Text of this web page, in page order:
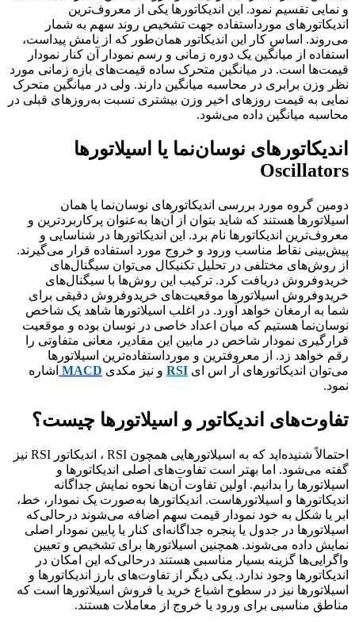
و نمایی تقسیم نمود. این اندیکاتورها یکی از معروف‌ترین
اندیکاتورهای مورداستفاده جهت تشخیص روند سهم به شمار
می‌روند. اساس کار این اندیکاتور همان‌طور که از نامش پیداست،
استفاده از میانگین یک دوره زمانی و رسم نمودار آن کنار نمودار
قیمت‌ها است. در میانگین متحرک ساده قیمت‌های بازه زمانی مورد
نظر وزن برابری در محاسبه میانگین دارند. ولی در میانگین متحرک
نمایی به قیمت روزهای اخیر وزن بیشتری نسبت به‌روزهای قبلی در
محاسبه میانگین داده می‌شود.
اندیکاتورهای نوسان‌نما یا اسیلاتورها
Oscillators
دومین گروه مورد بررسی اندیکاتورهای نوسان‌نما یا همان
اسیلاتورها هستند که شاید بتوان از آن‌ها به‌عنوان پرکاربردترین و
معروف‌ترین اندیکاتورها نام برد. این اندیکاتورها در شناسایی و
پیش‌بینی نقاط مناسب ورود و خروج مورد استفاده قرار می‌گیرند.
از روش‌های مختلفی در تحلیل تکنیکال می‌توان سیگنال‌های
خریدوفروش دریافت کرد. ترکیب این روش‌ها با سیگنال‌های
خریدوفروش اسیلاتورها موقعیت‌های خریدوفروش دقیقی برای
شما به ارمغان خواهد آورد. در اغلب اسیلاتورها شاهد یک شاخص
نوسان‌نما هستیم که میان اعداد خاصی در نوسان بوده و موقعیت
قرارگیری نمودار شاخص در مابین این مقادیر، معانی متفاوتی را
رقم خواهد زد. از معروف­ترین و مورداستفاده‌ترین اسیلاتورها
می‌توان اندیکاتورهای آر اس ای RSI و نیز مکدی MACD اشاره
نمود.
تفاوت‌های اندیکاتور و اسیلاتورها چیست؟
احتمالاً شنیده‌اید که به اسیلاتورهایی همچون RSI ، اندیکاتور RSI نیز
گفته می‌شود. اما بهتر است تفاوت‌های اصلی اندیکاتورها و
اسیلاتورها را بدانیم. اولین تفاوت آن‌ها نحوه نمایش جداگانه
اندیکاتورها و اسیلاتورهاست. اندیکاتورها به‌صورت یک نمودار، خط،
ابر یا شکل به خود نمودار قیمت سهم اضافه می‌شوند درحالی‌که
اسیلاتورها در جدول یا پنجره جداگانه‌ای کنار یا پایین نمودار اصلی
نمایش داده می‌شوند. همچنین اسیلاتورها برای تشخیص و تعیین
واگرایی‌ها گزینه بسیار مناسبی هستند درحالی‌که این امکان در
اندیکاتورها وجود ندارد. یکی دیگر از تفاوت‌های بارز اندیکاتورها و
اسیلاتورها نیز در سطوح اشباع خرید یا فروش اسیلاتورها است که
مناطق مناسبی برای ورود یا خروج از معاملات هستند.